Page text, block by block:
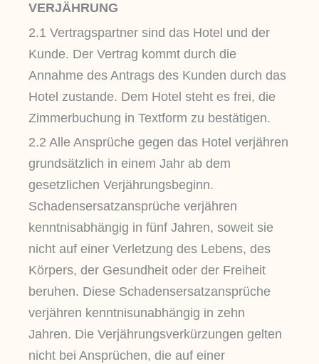
VERJÄHRUNG
2.1 Vertragspartner sind das Hotel und der
Kunde. Der Vertrag kommt durch die
Annahme des Antrags des Kunden durch das
Hotel zustande. Dem Hotel steht es frei, die
Zimmerbuchung in Textform zu bestätigen.
2.2 Alle Ansprüche gegen das Hotel verjähren
grundsätzlich in einem Jahr ab dem
gesetzlichen Verjährungsbeginn.
Schadensersatzansprüche verjähren
kenntnisabhängig in fünf Jahren, soweit sie
nicht auf einer Verletzung des Lebens, des
Körpers, der Gesundheit oder der Freiheit
beruhen. Diese Schadensersatzansprüche
verjähren kenntnisunabhängig in zehn
Jahren. Die Verjährungsverkürzungen gelten
nicht bei Ansprüchen, die auf einer